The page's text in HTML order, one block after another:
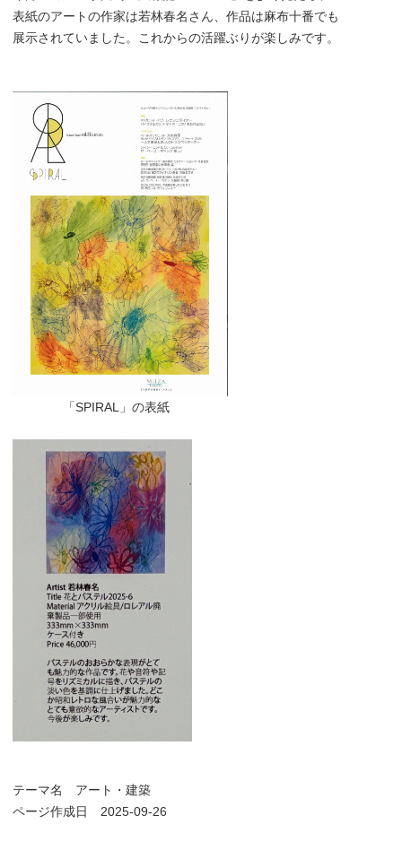
表紙のアートの作家は若林春名さん、作品は麻布十番でも
展示されていました。これからの活躍ぶりが楽しみです。
「SPIRAL」の表紙
テーマ名 アート・建築
ページ作成日 2025-09-26